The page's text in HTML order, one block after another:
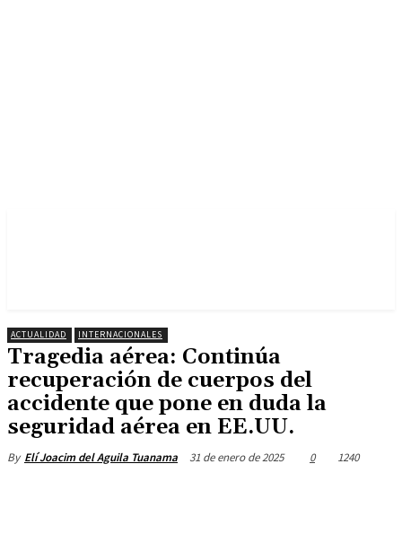
ACTUALIDAD INTERNACIONALES
Tragedia aérea: Continúa
recuperación de cuerpos del
accidente que pone en duda la
seguridad aérea en EE.UU.
By Elí Joacim del Aguila Tuanama 31 de enero de 2025 0 1240